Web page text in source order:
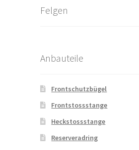
Felgen
Anbauteile
Frontschutzbügel
Frontstossstange
Heckstossstange
Reserveradring